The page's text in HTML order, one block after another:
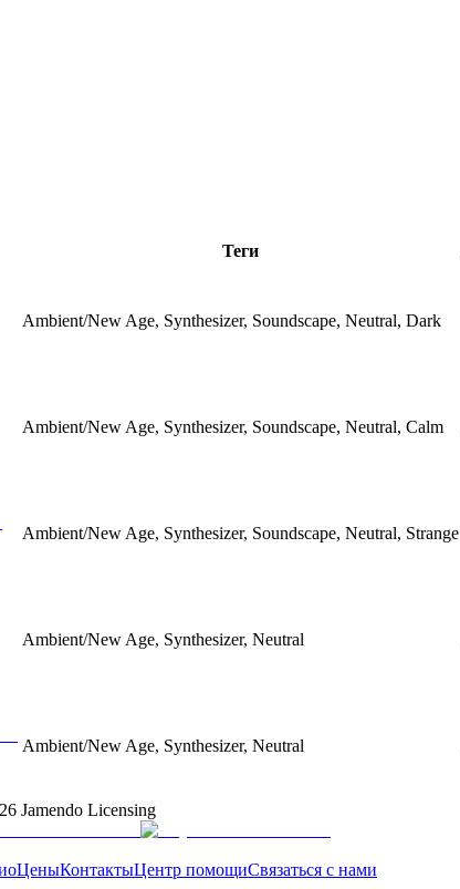
Теги
Ambient/New Age, Synthesizer, Soundscape, Neutral, Dark
Ambient/New Age, Synthesizer, Soundscape, Neutral, Calm
Ambient/New Age, Synthesizer, Soundscape, Neutral, Strange
Ambient/New Age, Synthesizer, Neutral
Ambient/New Age, Synthesizer, Neutral
Jamendo Licensing
ЦеныКонтактыЦентр помощиСвязаться с нами